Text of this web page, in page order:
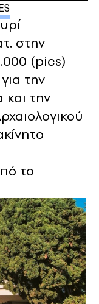
στην
(pics)
την
και την
το